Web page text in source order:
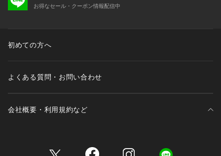
お得なセール・クーポン情報配信中
初めての方へ
よくある質問・お問い合わせ
会社概要・利用規約など